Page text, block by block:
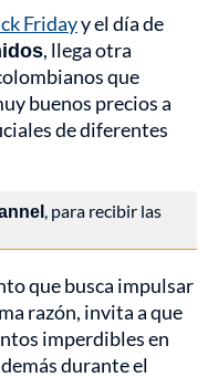
Fridayy el día de
, llega otra
que
buenos precios a
de diferentes
, para recibir las
que busca impulsar
razón, invita a que
imperdibles en
durante el